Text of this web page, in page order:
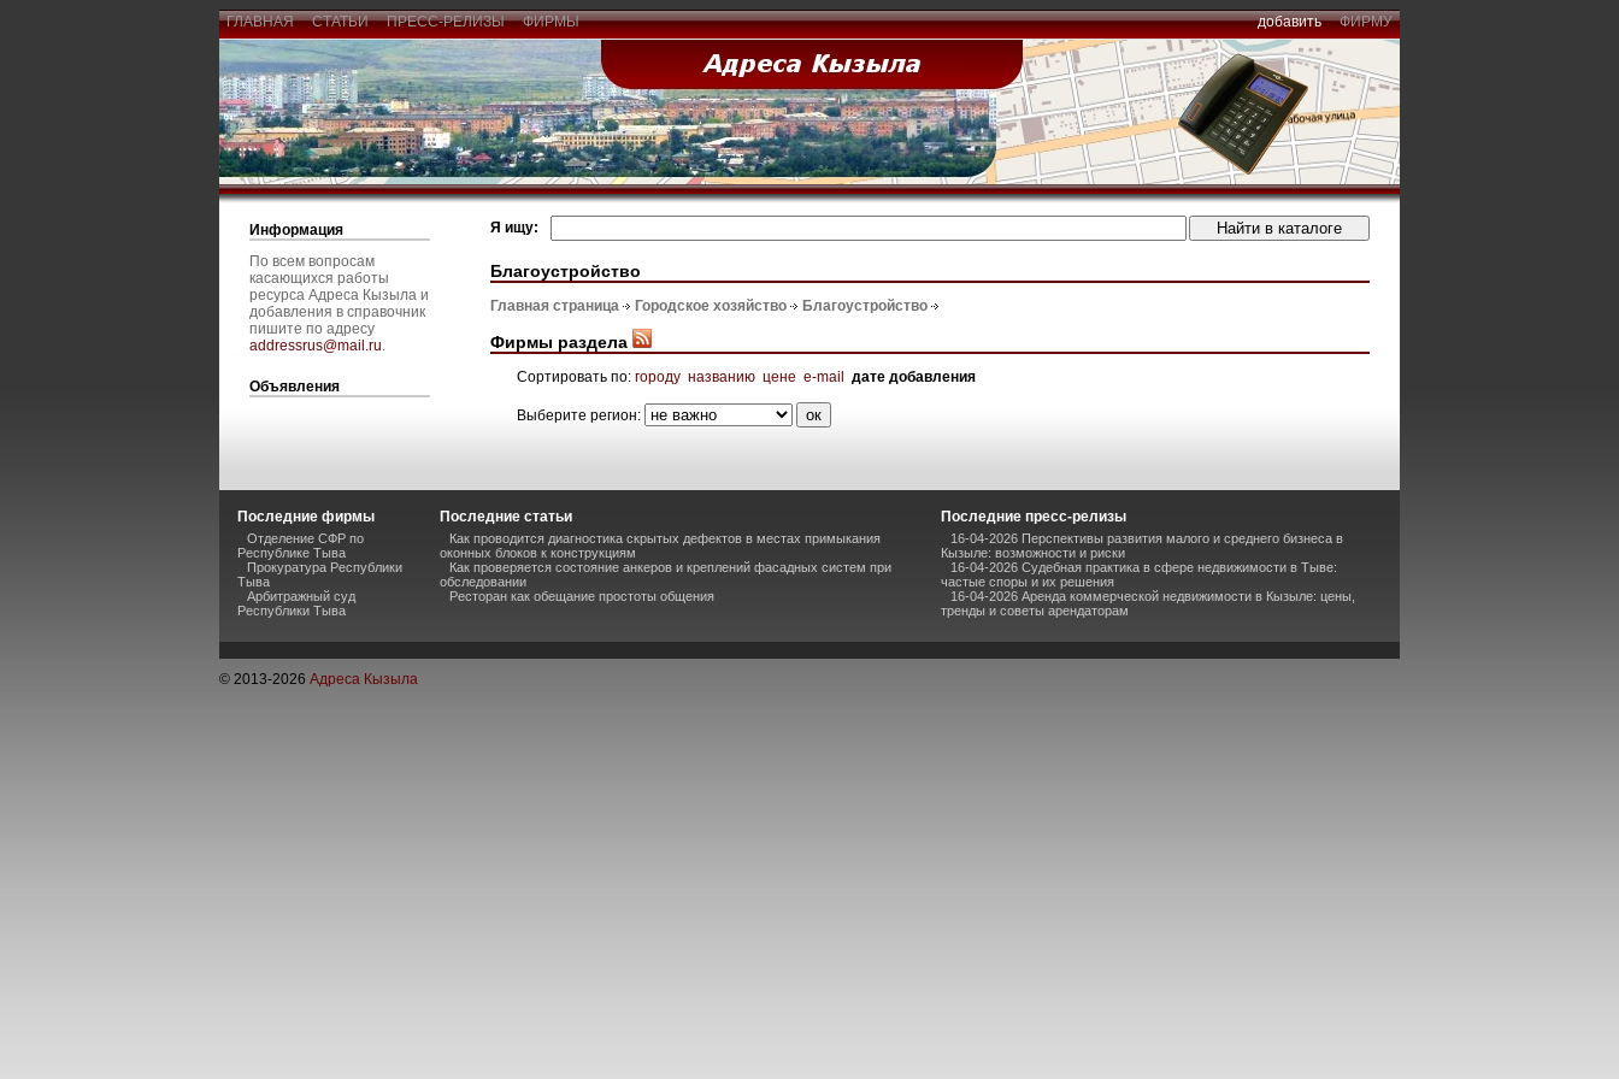
ГЛАВНАЯ СТАТЬИ ПРЕСС-РЕЛИЗЫ ФИРМЫ добавить ФИРМУ
Информация
По всем вопросам
касающихся работы
ресурса Адреса Кызыла и
добавления в справочник
пишите по адресу
addressrus@mail.ru.
Объявления
Я ищу:
Благоустройство
Главная страница Городское хозяйство Благоустройство
Фирмы раздела
Сортировать по: городу названию цене e-mail дате добавления
Выберите регион:
Последние фирмы
Отделение СФР по
Республике Тыва
Прокуратура Республики
Тыва
Арбитражный суд
Республики Тыва
Последние статьи
Как проводится диагностика скрытых дефектов в местах примыкания
оконных блоков к конструкциям
Как проверяется состояние анкеров и креплений фасадных систем при
обследовании
Ресторан как обещание простоты общения
Последние пресс-релизы
16-04-2026 Перспективы развития малого и среднего бизнеса в
Кызыле: возможности и риски
16-04-2026 Судебная практика в сфере недвижимости в Тыве:
частые споры и их решения
16-04-2026 Аренда коммерческой недвижимости в Кызыле: цены,
тренды и советы арендаторам
© 2013-2026 Адреса Кызыла